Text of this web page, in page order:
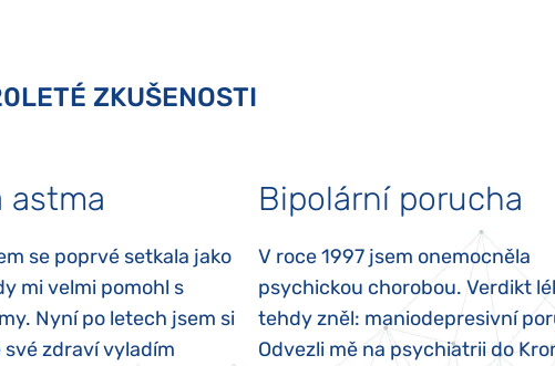
ZKUŠENOSTI
astma
se poprvé setkala jako
mi velmi pomohl s
Nyní po letech jsem si
své zdraví vyladím
Bipolární porucha
V roce 1997 jsem onemocněla
psychickou chorobou. Verdikt
tehdy zněl: maniodepresivní
Odvezli mě na psychiatrii do